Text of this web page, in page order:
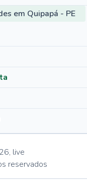
em Quipapá - PE
, live
reservados